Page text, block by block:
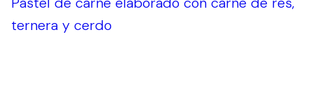
ternera y cerdo